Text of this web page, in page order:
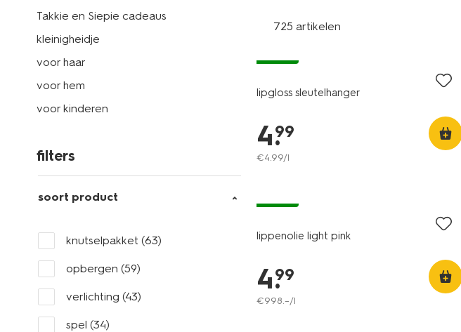
Takkie en Siepie cadeaus
kleinigheidje
voor haar
voor hem
voor kinderen
filters
soort product
knutselpakket (63)
opbergen (59)
verlichting (43)
spel (34)
725 artikelen
lipgloss sleutelhanger
4.
99
€4.99/l
lippenolie light pink
4.
99
€998.–/l